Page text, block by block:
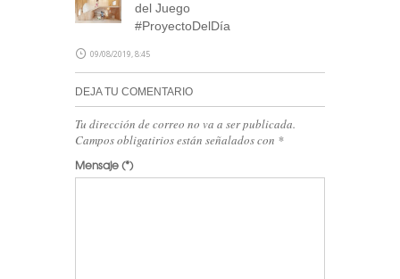
del Juego
#ProyectoDelDía
09/08/2019, 8:45
DEJA TU COMENTARIO
Tu dirección de correo no va a ser publicada.
Campos obligatirios están señalados con *
Mensaje(*)